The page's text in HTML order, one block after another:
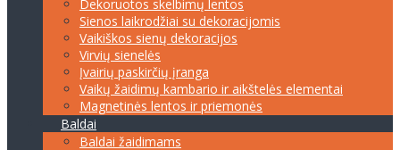
Dekoruotos skelbimų lentos
Sienos laikrodžiai su dekoracijomis
Vaikiškos sienų dekoracijos
Virvių sienelės
Įvairių paskirčių įranga
Vaikų žaidimų kambario ir aikštelės elementai
Magnetinės lentos ir priemonės
Baldai
Baldai žaidimams